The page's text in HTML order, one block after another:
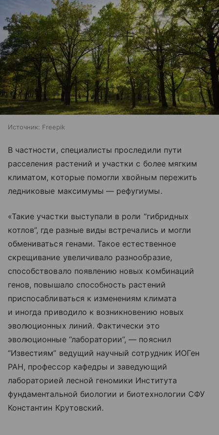
Источник: Freepik
В частности, специалисты проследили пути
расселения растений и участки с более мягким
климатом, которые помогли хвойным пережить
ледниковые максимумы — рефугиумы.
«Такие участки выступали в роли “гибридных
котлов”, где разные виды встречались и могли
обмениваться генами. Такое естественное
скрещивание увеличивало разнообразие,
способствовало появлению новых комбинаций
генов, повышало способность растений
приспосабливаться к изменениям климата
и иногда приводило к возникновению новых
эволюционных линий. Фактически это
эволюционные “лаборатории”, — пояснил
“Известиям” ведущий научный сотрудник ИОГен
РАН, профессор кафедры и заведующий
лабораторией лесной геномики Института
фундаментальной биологии и биотехнологии СФУ
Константин Крутовский.